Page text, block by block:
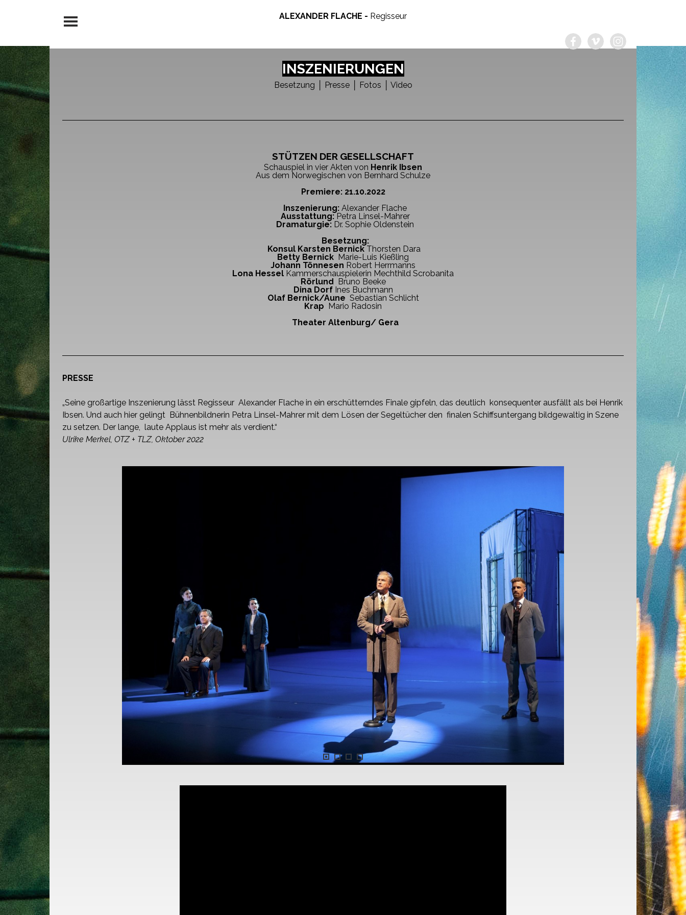
ALEXANDER FLACHE - Regisseur
INSZENIERUNGEN
Besetzung Presse │ Fotos Video
STÜTZEN DER GESELLSCHAFT
Schauspiel in vier Akten von Henrik Ibsen
Aus dem Norwegischen von Bernhard Schulze
Premiere: 21.10.2022
Inszenierung: Alexander Flache
Ausstattung: Petra Linsel-Mahrer
Dramaturgie: Dr. Sophie Oldenstein
Besetzung:
Konsul Karsten BernickThorsten Dara
Betty Bernick Marie-Luis Kießling
Johann Tönnesen Robert Herrmanns
Lona Hessel Kammerschauspielerin Mechthild Scrobanita
Rörlund Bruno Beeke
Dina DorfInes Buchmann
Olaf Bernick/Aune Sebastian Schlicht
Krap Mario Radosin
Theater Altenburg/ Gera
PRESSE
„Seine großartige Inszenierung lässt Regisseur Alexander Flache in ein erschütterndes Finale gipfeln, das deutlich konsequenter ausfällt als bei Henrik
Ibsen. Und auch hier gelingt Bühnenbildnerin Petra Linsel-Mahrer mit dem Lösen der Segeltücher den finalen Schiffsuntergang bildgewaltig in Szene
zu setzen. Der lange, laute Applaus ist mehr als verdient.“
Ulrike Merkel, OTZ + TLZ, Oktober 2022